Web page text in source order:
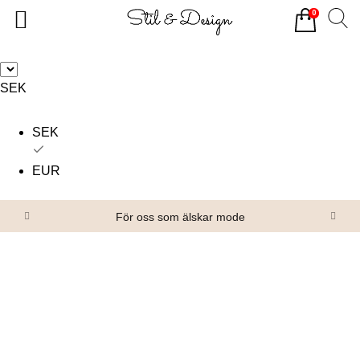
SEK
SEK
EUR
För oss som älskar mode
0
Underdelar
Accessoarer
Kontakta oss